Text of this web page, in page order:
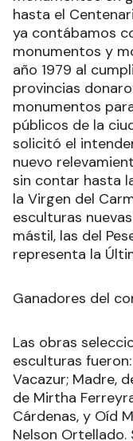
hasta el
ya contábamos
monumentos y
año 1979 al
provincias
monumentos
públicos de la
solicitó el
nuevo
sin contar hasta
la Virgen del
esculturas
mástil, las del
representa la
Ganadores del
Las obras
esculturas
Vacazur; Madre,
de Mirtha
Cárdenas, y Oíd
Nelson Ortellado.